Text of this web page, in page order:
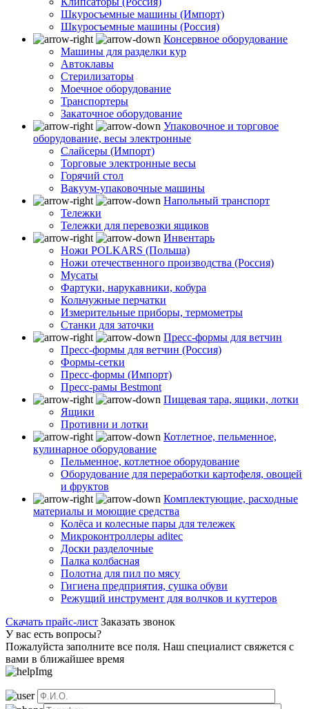
Шкуросъемные машины (Импорт)
Шкуросъемные машины (Россия)
Консервное оборудование
Машины для разделки кур
Автоклавы
Стерилизаторы
Моечное оборудование
Транспортеры
Закаточное оборудование
Упаковочное и торговое
оборудование, весы электронные
Слайсеры (Импорт)
Торговые электронные весы
Горячий стол
Вакуум-упаковочные машины
Напольный транспорт
Тележки
Тележки для перевозки ящиков
Инвентарь
Ножи POLKARS (Польша)
Ножи отечественного производства (Россия)
Мусаты
Фартуки, нарукавники, кобура
Кольчужные перчатки
Измерительные приборы, термометры
Станки для заточки
Пресс-формы для ветчин
Пресс-формы для ветчин (Россия)
Формы-сетки
Пресс-формы (Импорт)
Пресс-рамы Bestmont
Пищевая тара, ящики, лотки
Ящики
Противни и лотки
Котлетное, пельменное,
кулинарное оборудование
Пельменное, котлетное оборудование
Оборудование для переработки картофеля, овощей
и фруктов
Комплектующие, расходные
материалы и моющие средства
Колёса и колесные пары для тележек
Микроконтроллеры aditec
Доски разделочные
Палка колбасная
Полотна для пил по мясу
Гигиена предприятия, сушка обуви
Режущий инструмент для волчков и куттеров
Скачать прайс-лист Заказать звонок
У вас есть вопросы?
Пожалуйста заполните все поля. Наш специалист свяжется с
вами в ближайшее время